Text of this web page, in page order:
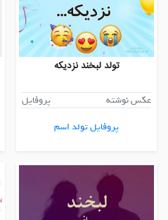
تولد لبخند نزدیکه
عکس نوشته
پروفایل
پروفایل تولد اسم